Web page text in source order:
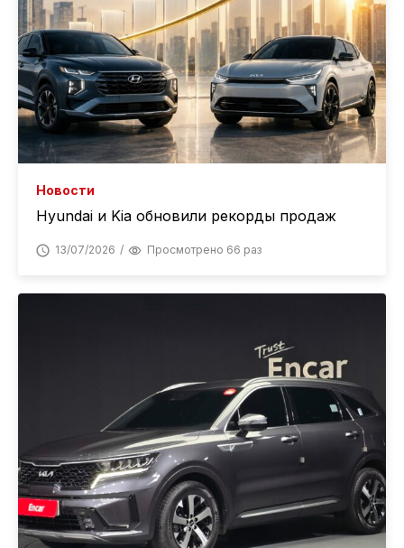
Новости
Hyundai и Kia обновили рекорды продаж
13/07/2026 Просмотрено 66 раз